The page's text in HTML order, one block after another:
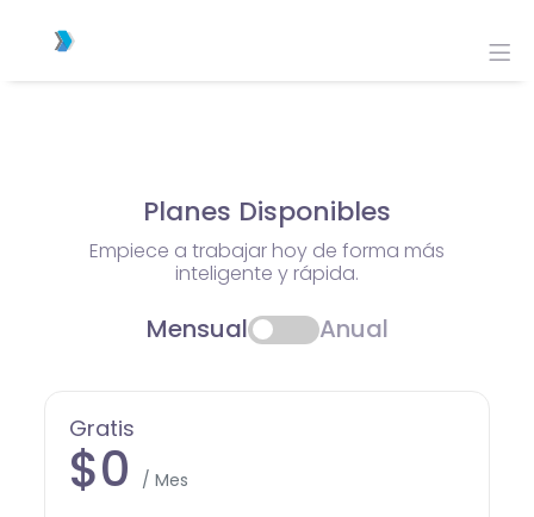
Planes Disponibles
Empiece a trabajar hoy de forma más
inteligente y rápida.
Mensual Anual
Gratis
$0 / Mes